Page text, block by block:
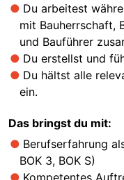
Du arbeitest
mit Bauherrschaft,
und Bauführer
Du erstellst und
Du hältst alle
ein.
Das bringst du mit:
Berufserfahrung
BOK 3, BOK S)
Kompetentes